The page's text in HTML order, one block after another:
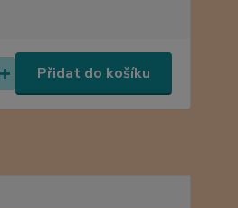
Přidat do košíku